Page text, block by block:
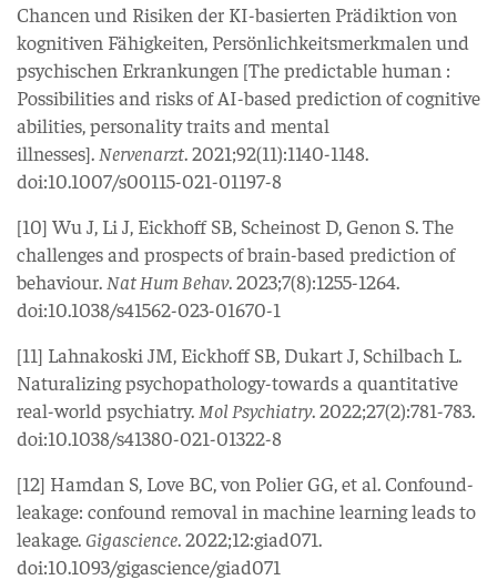
Chancen und Risiken der KI-basierten Prädiktion von
kognitiven Fähigkeiten, Persönlichkeitsmerkmalen und
psychischen Erkrankungen [The predictable human :
Possibilities and risks of AI-based prediction of cognitive
abilities, personality traits and mental
illnesses]. Nervenarzt. 2021;92(11):1140-1148.
doi:10.1007/s00115-021-01197-8
[10] Wu J, Li J, Eickhoff SB, Scheinost D, Genon S. The
challenges and prospects of brain-based prediction of
behaviour. Nat Hum Behav. 2023;7(8):1255-1264.
doi:10.1038/s41562-023-01670-1
[11] Lahnakoski JM, Eickhoff SB, Dukart J, Schilbach L.
Naturalizing psychopathology-towards a quantitative
real-world psychiatry. Mol Psychiatry. 2022;27(2):781-783.
doi:10.1038/s41380-021-01322-8
[12] Hamdan S, Love BC, von Polier GG, et al. Confound-
leakage: confound removal in machine learning leads to
leakage. Gigascience. 2022;12:giad071.
doi:10.1093/gigascience/giad071